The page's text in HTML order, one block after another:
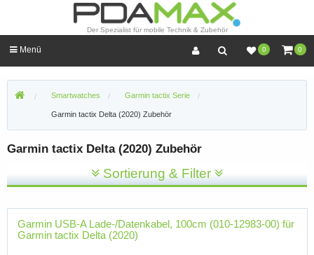
Der Spezialist für mobile Technik & Zubehör
0 0
Menü
Smartwatches Garmin tactix Serie
Garmin tactix Delta (2020) Zubehör
Garmin tactix Delta (2020) Zubehör
Sortierung & Filter
Garmin USB-A Lade-/Datenkabel, 100cm (010-12983-00) für
Garmin tactix Delta (2020)